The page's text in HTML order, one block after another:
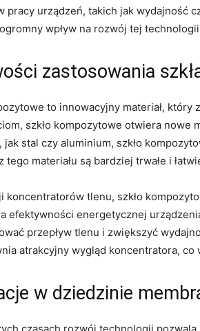
pracy urządzeń,⁢ takich jak wydajność
wpływ na rozwój tej
zastosowania⁤
to innowacyjny materiał,
szkło kompozytowe otwiera
jak stal czy aluminium, szkło
‌tego ⁤materiału są bardziej trwałe i
koncentratorów tlenu, szkło
⁣efektywności energetycznej
przepływ tlenu ‍i zwiększyć
atrakcyjny wygląd koncentratora,
w dziedzinie